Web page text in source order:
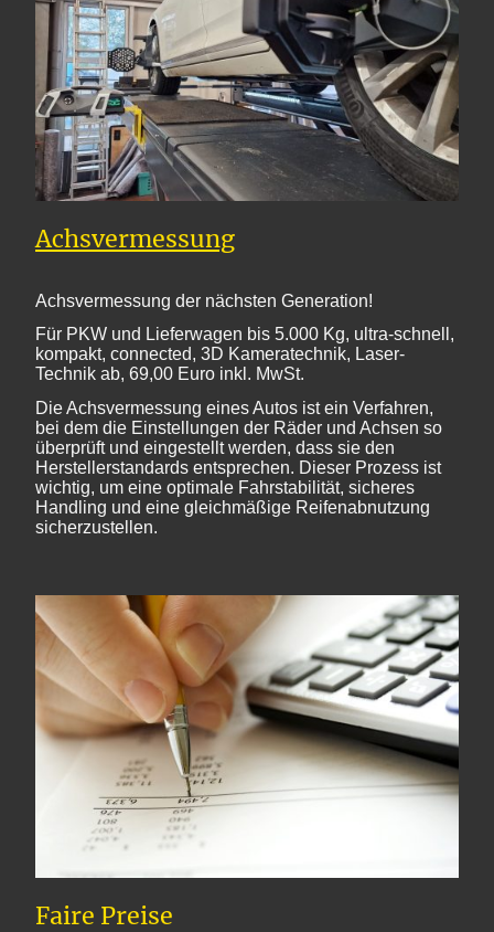
Achsvermessung
Achsvermessung der nächsten Generation!
Für PKW und Lieferwagen bis 5.000 Kg, ultra-schnell,
kompakt, connected, 3D Kameratechnik, Laser-
Technik ab, 69,00 Euro inkl. MwSt.
Die Achsvermessung eines Autos ist ein Verfahren,
bei dem die Einstellungen der Räder und Achsen so
überprüft und eingestellt werden, dass sie den
Herstellerstandards entsprechen. Dieser Prozess ist
wichtig, um eine optimale Fahrstabilität, sicheres
Handling und eine gleichmäßige Reifenabnutzung
sicherzustellen.
Faire Preise